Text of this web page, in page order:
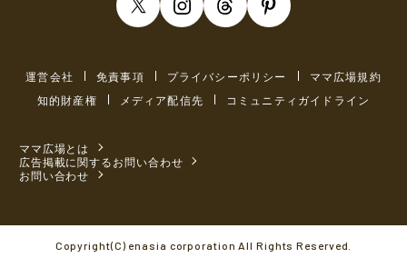
運営会社 免責事項 プライバシーポリシー
ママ広場規約
知的財産権
メディア配信先 コミュニティガイドライン
ママ広場とは
広告掲載に関するお問い合わせ
お問い合わせ
Copyright(C) enasia corporation All Rights Reserved.